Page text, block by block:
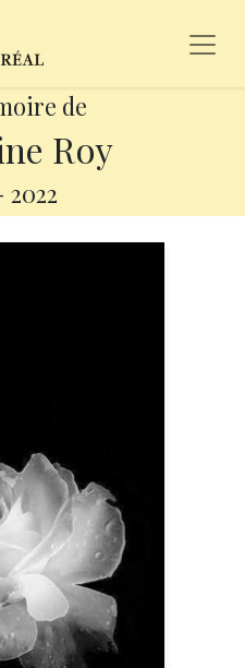
de
Roy
2022